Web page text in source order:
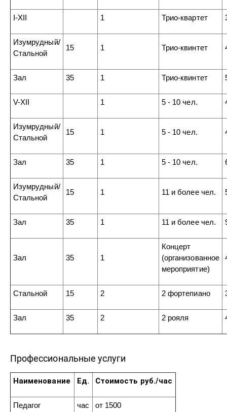
I-XII 1 Трио-квартет
Изумрудный/
Стальной
15 1 Трио-квинтет
Зал 35 1 Трио-квинтет
V-XII 1 5 - 10 чел.
Изумрудный/
Стальной
15 1 5 - 10 чел.
Зал 35 1 5 - 10 чел.
Изумрудный/
Стальной
15 1 11 и более чел.
Зал 35 1 11 и более чел.
Зал 35 1
Концерт
(организованное
мероприятие)
Стальной 15 2 2 фортепиано
Зал 35 2 2 рояля
Профессиональные услуги
Наименование Ед. Стоимость руб./час
Педагог час от 1500